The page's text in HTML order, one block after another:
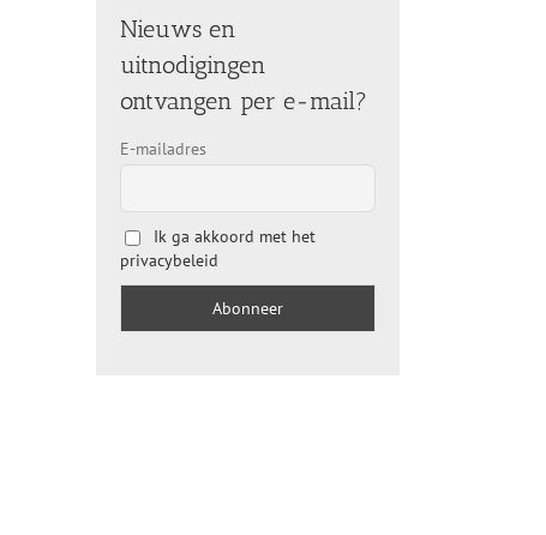
Nieuws en
uitnodigingen
ontvangen per e-mail?
E-mailadres
Ik ga akkoord met het
privacybeleid